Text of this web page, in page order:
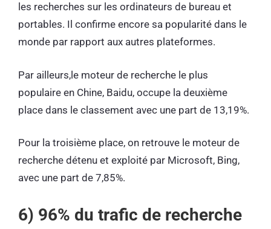
les recherches sur les ordinateurs de bureau et
portables. Il confirme encore sa popularité dans le
monde par rapport aux autres plateformes.
Par ailleurs,le moteur de recherche le plus
populaire en Chine, Baidu, occupe la deuxième
place dans le classement avec une part de 13,19%.
Pour la troisième place, on retrouve le moteur de
recherche détenu et exploité par Microsoft, Bing,
avec une part de 7,85%.
6) 96% du trafic de recherche